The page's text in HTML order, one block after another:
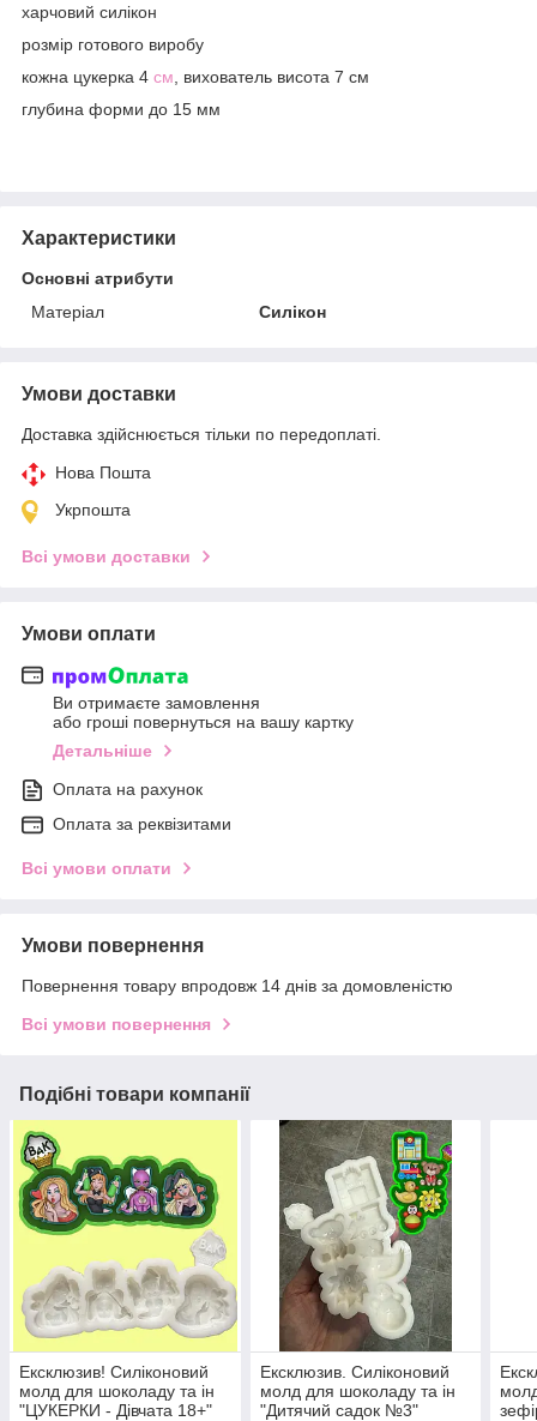
харчовий силікон
розмір готового виробу
кожна цукерка 4 см , вихователь висота 7 см
глубина форми до 15 мм
Характеристики
Основні атрибути
Матеріал
Силікон
Умови доставки
Доставка здійснюється тільки по передоплаті.
Нова Пошта
Укрпошта
Всі умови доставки
Умови оплати
Ви отримаєте замовлення
або гроші повернуться на вашу картку
Детальніше
Оплата на рахунок
Оплата за реквізитами
Всі умови оплати
Умови повернення
Повернення товару впродовж 14 днів за домовленістю
Всі умови повернення
Подібні товари компанії
Ексклюзив! Силіконовий
молд для шоколаду та ін
"ЦУКЕРКИ - Дівчата 18+"
Ексклюзив. Силіконовий
молд для шоколаду та ін
"Дитячий садок №3"